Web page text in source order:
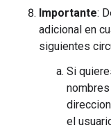
Importante:
adicional en
siguientes
Si
el